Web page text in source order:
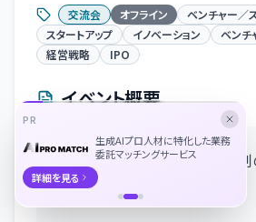
交流会 オフライン
ベンチャー／
スタートアップ
イノベーション
ベンチ
経営戦略
IPO
イベント概要
【共催交流会】完全会員/審査
にて、ランチ経営者会を開催！
PR
生成AIプロ人材に特化した業務
委託マッチングサービス
詳細を見る